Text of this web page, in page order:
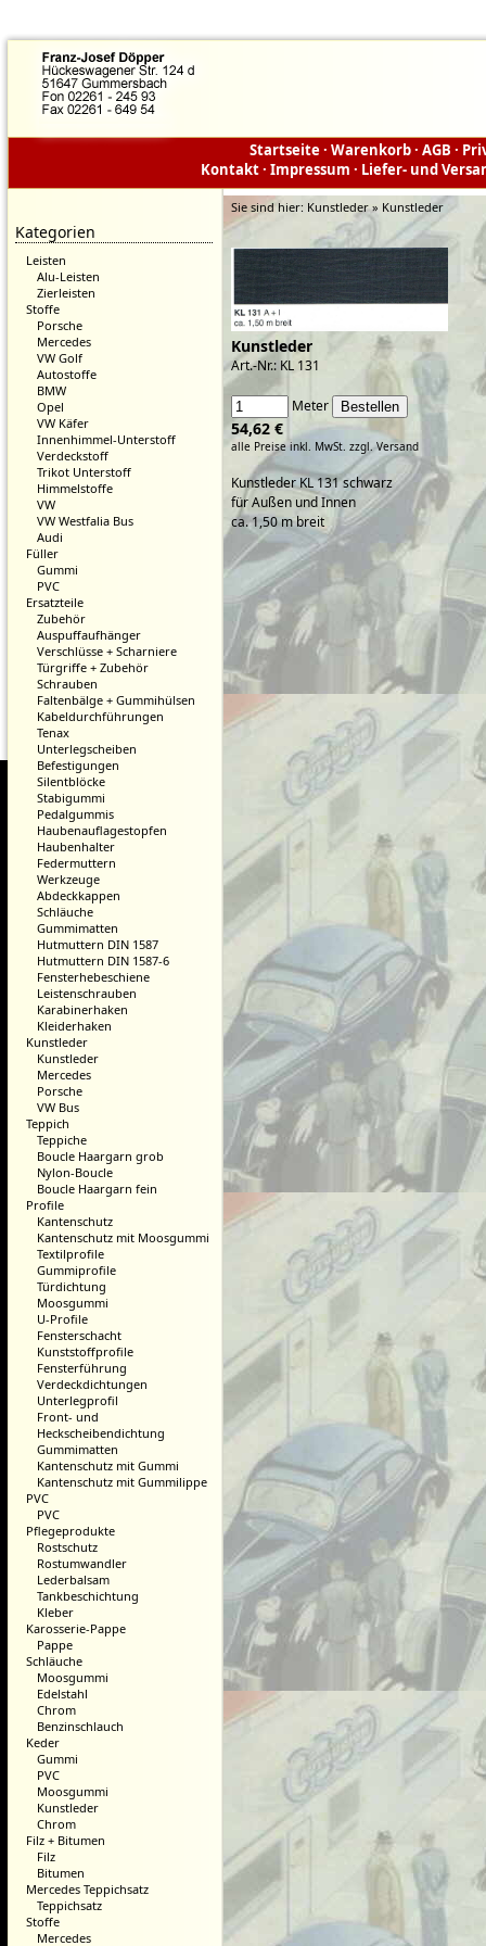
Startseite· Warenkorb· AGB ·
Kontakt· Impressum · Liefer- und
Kategorien
Leisten
Alu-Leisten
Zierleisten
Stoffe
Porsche
Mercedes
VW Golf
Autostoffe
BMW
Opel
VW Käfer
Innenhimmel-Unterstoff
Verdeckstoff
Trikot Unterstoff
Himmelstoffe
VW
VW Westfalia Bus
Audi
Füller
Gummi
PVC
Ersatzteile
Zubehör
Auspuffaufhänger
Verschlüsse + Scharniere
Türgriffe + Zubehör
Schrauben
Faltenbälge + Gummihülsen
Kabeldurchführungen
Tenax
Unterlegscheiben
Befestigungen
Silentblöcke
Stabigummi
Pedalgummis
Haubenauflagestopfen
Haubenhalter
Federmuttern
Werkzeuge
Abdeckkappen
Schläuche
Gummimatten
Hutmuttern DIN 1587
Hutmuttern DIN 1587-6
Fensterhebeschiene
Leistenschrauben
Karabinerhaken
Kleiderhaken
Kunstleder
Kunstleder
Mercedes
Porsche
VW Bus
Teppich
Teppiche
Boucle Haargarn grob
Nylon-Boucle
Boucle Haargarn fein
Profile
Kantenschutz
Kantenschutz mit Moosgummi
Textilprofile
Gummiprofile
Türdichtung
Moosgummi
U-Profile
Fensterschacht
Kunststoffprofile
Fensterführung
Verdeckdichtungen
Unterlegprofil
Front- und
Heckscheibendichtung
Gummimatten
Kantenschutz mit Gummi
Kantenschutz mit Gummilippe
PVC
PVC
Pflegeprodukte
Rostschutz
Rostumwandler
Lederbalsam
Tankbeschichtung
Kleber
Karosserie-Pappe
Pappe
Schläuche
Moosgummi
Edelstahl
Chrom
Benzinschlauch
Keder
Gummi
PVC
Moosgummi
Kunstleder
Chrom
Filz + Bitumen
Filz
Bitumen
Mercedes Teppichsatz
Teppichsatz
Stoffe
Mercedes
Sie sind hier: Kunstleder » Kunstleder
Kunstleder
Art.-Nr.: KL 131
Meter
54,62 €
alle Preise inkl. MwSt. zzgl. Versand
Kunstleder KL 131 schwarz
für Außen und Innen
ca. 1,50 m breit